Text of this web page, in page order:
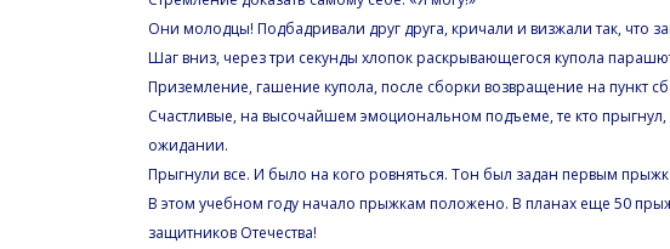
Они молодцы! Подбадривали друг друга, кричали и визжали так, что
Шаг вниз, через три секунды хлопок раскрывающегося купола
Приземление, гашение купола, после сборки возвращение на пункт
Счастливые, на высочайшем эмоциональном подъеме, те кто
ожидании.
Прыгнули все. И было на кого ровняться. Тон был задан первым
В этом учебном году начало прыжкам положено. В планах еще 50
защитников Отечества!